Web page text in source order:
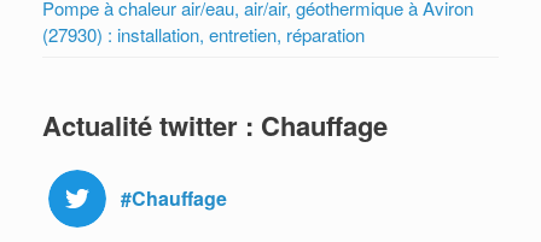
Pompe à chaleur air/eau, air/air, géothermique à Aviron
(27930) : installation, entretien, réparation
Actualité twitter : Chauffage
#Chauffage